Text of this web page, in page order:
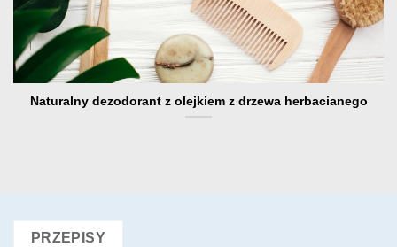
Naturalny dezodorant z olejkiem z drzewa herbacianego
PRZEPISY